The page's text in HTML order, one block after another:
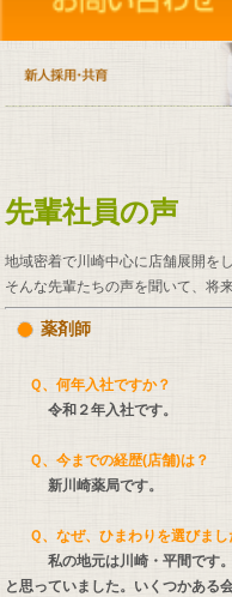
エントリーフォーム
在宅支援依頼
施設のご案内
ケアセンター
先輩社員の声
地域密着で川崎中心に店舗展開を
そんな先輩たちの声を聞いて、将
薬剤師
Ｑ、何年入社ですか？
令和２年入社です。
Ｑ、今までの経歴(店舗)は？
新川崎薬局です。
Ｑ、なぜ、ひまわりを選びまし
私の地元は川崎・平間です。
と思っていました。いくつかある